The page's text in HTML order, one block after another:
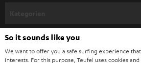
e
l
HEIMKINO
HEIMKINO-KOMPLETTANLAGEN
Unternehmen
So it sounds like you
We want to offer you a safe surfing experience
interests. For this purpose, Teufel uses cookies